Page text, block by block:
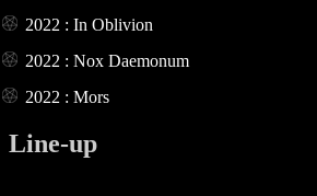
2022 : In Oblivion
2022 : Nox Daemonum
2022 : Mors
Line-up